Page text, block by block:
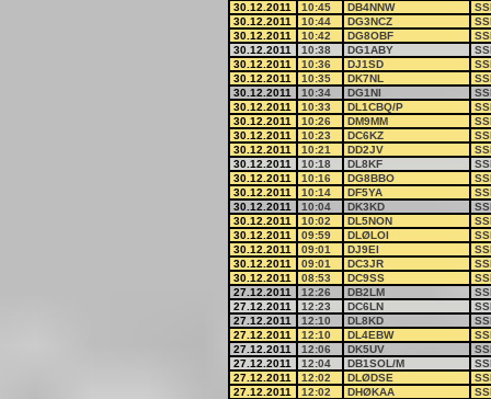
30.12.2011
10:45 DB4NNW
30.12.2011
10:44 DG3NCZ
30.12.2011
10:42 DG8OBF
30.12.2011
10:38 DG1ABY
30.12.2011
10:36 DJ1SD
30.12.2011
10:35 DK7NL
30.12.2011
10:34 DG1NI
30.12.2011
10:33 DL1CBQ/P
30.12.2011
10:26 DM9MM
30.12.2011
10:23 DC6KZ
30.12.2011
10:21 DD2JV
30.12.2011
10:18 DL8KF
30.12.2011
10:16 DG8BBO
30.12.2011
10:14 DF5YA
30.12.2011
10:04 DK3KD
30.12.2011
10:02 DL5NON
30.12.2011
09:59 DLØLOI
30.12.2011
09:01 DJ9EI
30.12.2011
09:01 DC3JR
30.12.2011
08:53 DC9SS
27.12.2011
12:26 DB2LM
27.12.2011
12:23 DC6LN
27.12.2011
12:10 DL8KD
27.12.2011
12:10 DL4EBW
27.12.2011
12:06 DK5UV
27.12.2011
12:04 DB1SOL/M
27.12.2011
12:02 DLØDSE
27.12.2011
12:02 DHØKAA